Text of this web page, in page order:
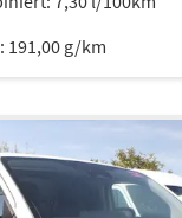
191,00 g/km